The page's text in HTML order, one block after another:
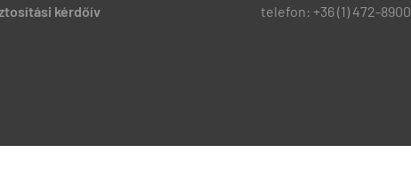
kérdőív
telefon: +36 (1) 472-8900